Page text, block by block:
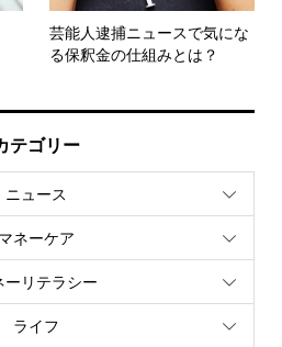
芸能人逮捕ニュースで気にな
る保釈金の仕組みとは？
テゴリー
ニュース
マネーケア
ーリテラシー
ライフ